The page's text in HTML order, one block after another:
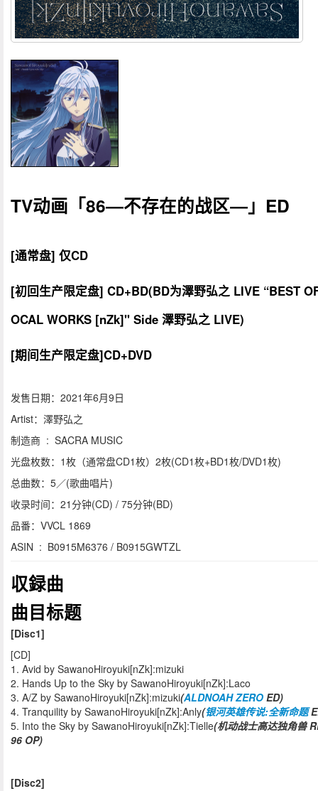
TV动画「86―不存在的战区―」ED
[通常盘] 仅CD
[初回生产限定盘] CD+BD(BD为澤野弘之 LIVE “BEST
OCAL WORKS [nZk]" Side 澤野弘之 LIVE)
[期间生产限定盘]CD+DVD
发售日期：2021年6月9日
Artist：澤野弘之
制造商 ‏ : ‎ SACRA MUSIC
光盘枚数：1枚（通常盘CD1枚）2枚(CD1枚+BD1枚/DVD1枚)
总曲数：5／(歌曲唱片)
收录时间：21分钟(CD) / 75分钟(BD)
品番：VVCL 1869
ASIN ‏ : ‎ B0915M6376 / B0915GWTZL
収録曲
曲目标题
[Disc1]
[CD]
1. Avid by SawanoHiroyuki[nZk]:mizuki
2. Hands Up to the Sky by SawanoHiroyuki[nZk]:Laco
3. A/Z by SawanoHiroyuki[nZk]:mizuki(ALDNOAH ZERO ED)
4. Tranquility by SawanoHiroyuki[nZk]:Anly(银河英雄传说:全新命题
5. Into the Sky by SawanoHiroyuki[nZk]:Tielle(机动战士高达独角兽
96 OP)
[Disc2]